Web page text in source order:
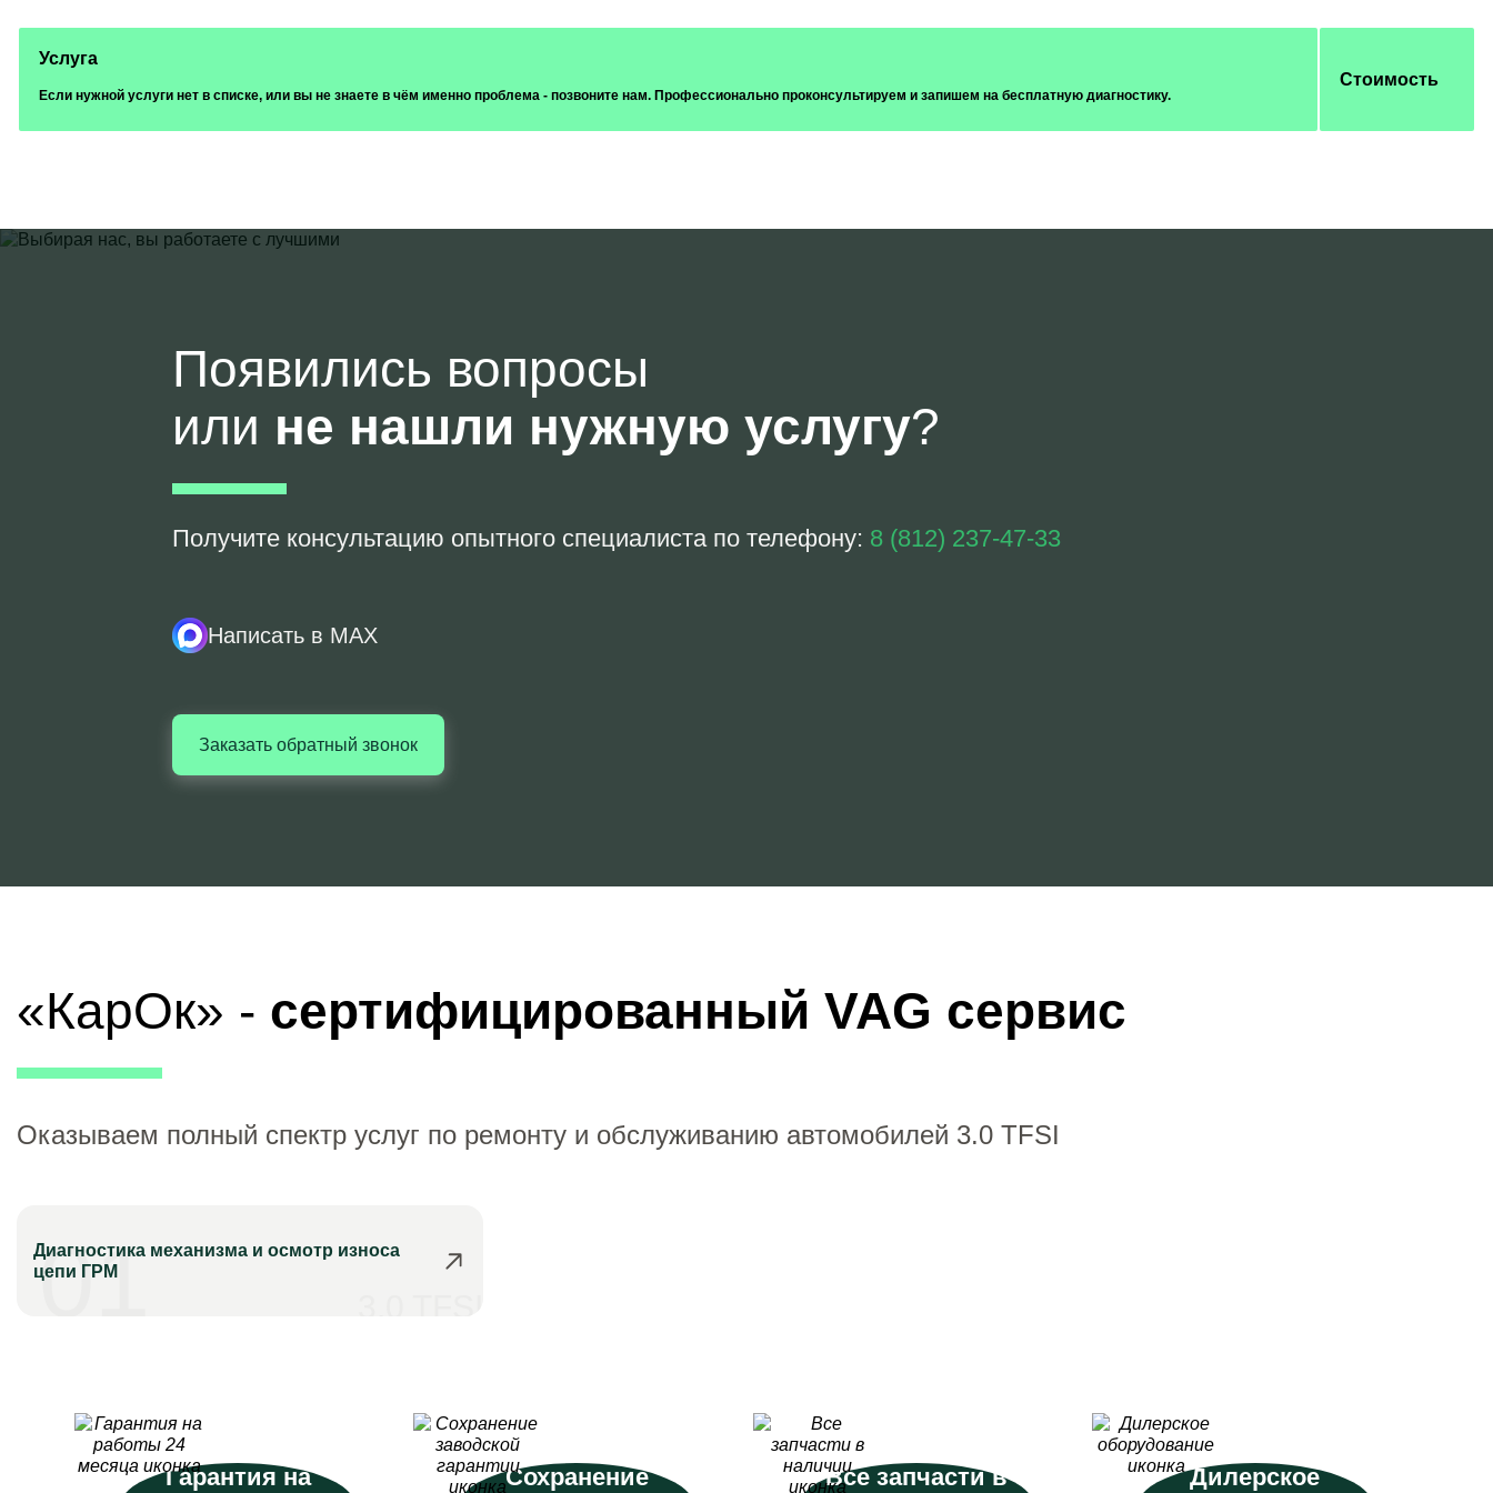
Услуга
Если нужной услуги нет в списке, или вы не знаете в чём именно проблема - позвоните нам. Профессионально проконсультируем и запишем на бесплатную диагностику.
Стоимость
Появились вопросы
или не нашли нужную услугу?
Получите консультацию опытного специалиста по телефону: 8 (812) 237-47-33
Написать в MAX
Заказать обратный звонок
«КарОк» - сертифицированный VAG сервис
Оказываем полный спектр услуг по ремонту и обслуживанию автомобилей 3.0 TFSI
01
Диагностика механизма и осмотр износа
цепи ГРМ
Гарантия на
Сохранение
Все запчасти в
Дилерское